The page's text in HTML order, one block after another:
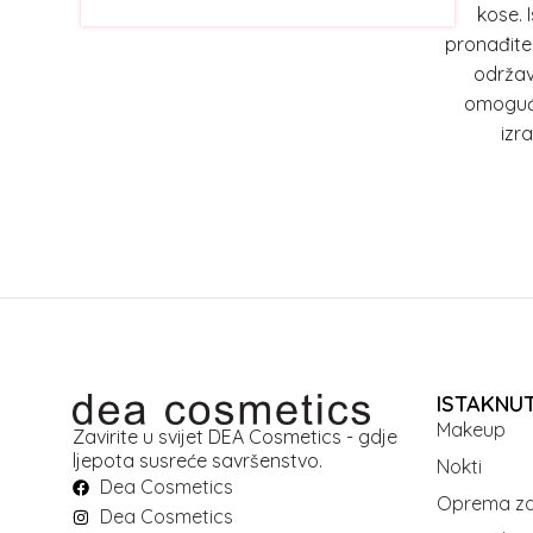
REVOX B77
REVUELE
RODEO
kose.
Zavirite u svijet DEA Cosmetics - gdje
ljepota susreće savršenstvo.
Dea Cosmetics
Dea Cosmetics
Makeup
Nokti
Oprema